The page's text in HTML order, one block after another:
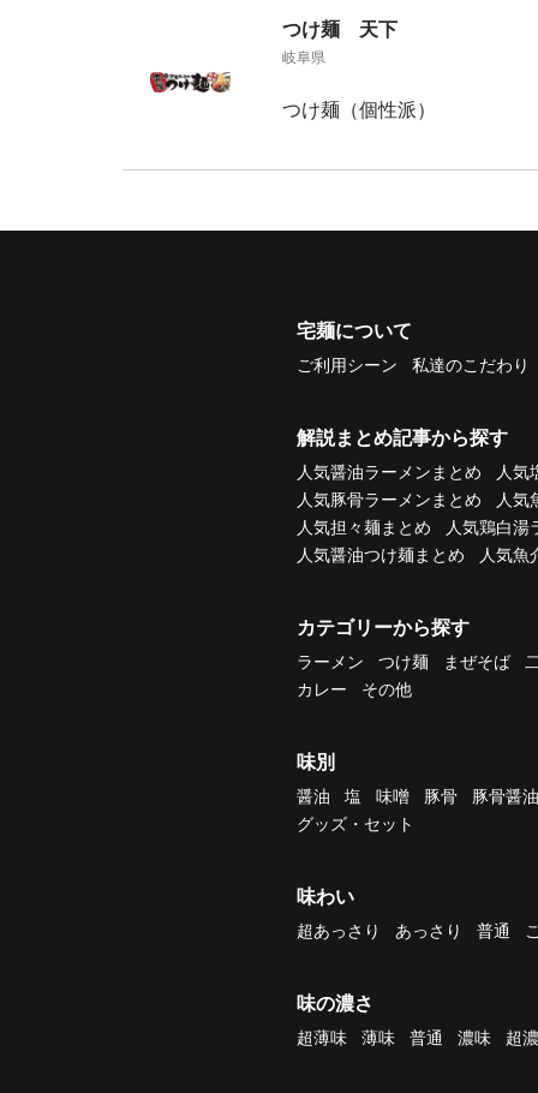
つけ麺 天下
岐阜県
つけ麺（個性派）
宅麺について
ご利用シーン 私達のこだわり
解説まとめ記事から探す
人気醤油ラーメンまとめ 人気
人気豚骨ラーメンまとめ
人気
人気担々麺まとめ
人気鶏白湯
人気醤油つけ麺まとめ
人気魚
カテゴリーから探す
ラーメン つけ麺 まぜそば
カレー
その他
味別
醤油 塩 味噌 豚骨 豚骨醤油
グッズ・セット
味わい
超あっさり あっさり 普通
味の濃さ
超薄味 薄味 普通 濃味 超